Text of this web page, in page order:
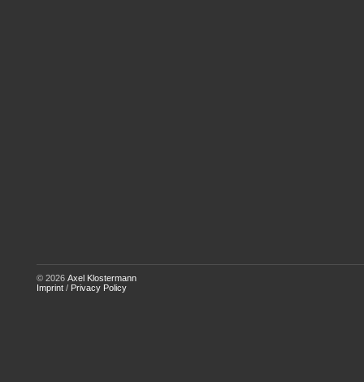
© 2026 Axel Klostermann
Imprint / Privacy Policy